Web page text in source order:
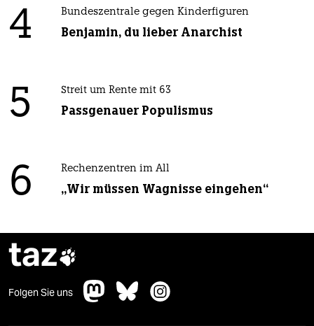
4 Bundeszentrale gegen Kinderfiguren
Benjamin, du lieber Anarchist
5 Streit um Rente mit 63
Passgenauer Populismus
6 Rechenzentren im All
„Wir müssen Wagnisse eingehen“
taz
Folgen Sie uns